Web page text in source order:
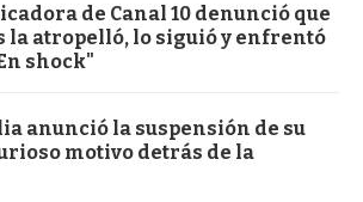
de Canal 10 denunció que
la atropelló, lo siguió y enfrentó
shock"
anunció la suspensión de su
motivo detrás de la